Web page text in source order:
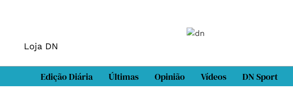
Loja DN
Edição Diária Últimas Opinião Vídeos DN Sport